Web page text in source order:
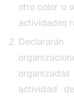
otro color u
actividades
actividad